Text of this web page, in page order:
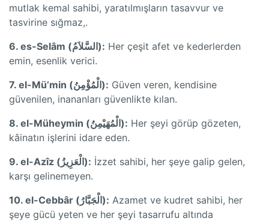
mutlak kemal sahibi, yaratılmışların tasavvur ve
tasvirine sığmaz,.
6. es-Selâm (السَّلاَمُ): Her çeşit afet ve kederlerden
emin, esenlik verici.
7. el-Mü’min (الْمُؤْمِنُ): Güven veren, kendisine
güvenilen, inananları güvenlikte kılan.
8. el-Müheymin (الْمُهَيْمِنُ): Her şeyi görüp gözeten,
kâinatın işlerini idare eden.
9. el-Azîz (الْعَزِيزُ): İzzet sahibi, her şeye galip gelen,
karşı gelinemeyen.
10. el-Cebbâr (الْجَبَّارُ): Azamet ve kudret sahibi, her
şeye gücü yeten ve her şeyi tasarrufu altında